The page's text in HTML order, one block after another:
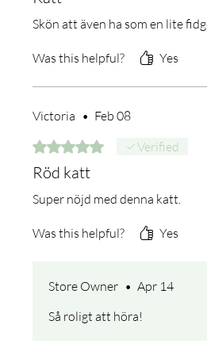
Skön att även ha som en lite
Was this helpful? Yes
Victoria • Feb 08
Rated 5 out of 5 stars.Verified
Röd katt
Super nöjd med denna katt.
Was this helpful? Yes
Store Owner • Apr 14
Så roligt att höra!